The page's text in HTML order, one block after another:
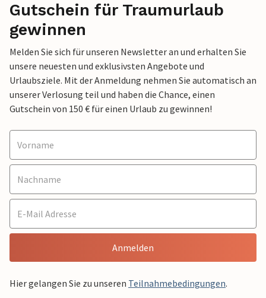
Gutschein für Traumurlaub
gewinnen
Melden Sie sich für unseren Newsletter an und erhalten Sie
unsere neuesten und exklusivsten Angebote und
Urlaubsziele. Mit der Anmeldung nehmen Sie automatisch an
unserer Verlosung teil und haben die Chance, einen
Gutschein von 150 € für einen Urlaub zu gewinnen!
Anmelden
Hier gelangen Sie zu unseren Teilnahmebedingungen.